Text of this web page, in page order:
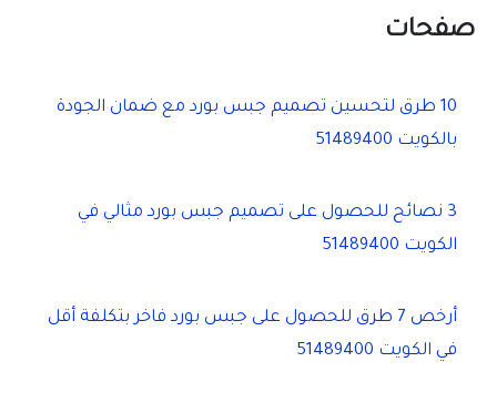
صفحات
10 طرق لتحسين تصميم جبس بورد مع ضمان الجودة
بالكويت 51489400
3 نصائح للحصول على تصميم جبس بورد مثالي في
الكويت 51489400
أرخص 7 طرق للحصول على جبس بورد فاخر بتكلفة أقل
في الكويت 51489400